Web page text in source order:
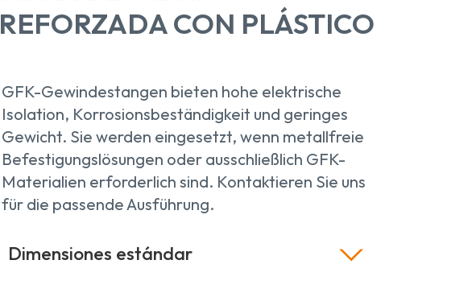
REFORZADA CON PLÁSTICO
GFK-Gewindestangen bieten hohe elektrische
Isolation, Korrosionsbeständigkeit und geringes
Gewicht. Sie werden eingesetzt, wenn metallfreie
Befestigungslösungen oder ausschließlich GFK-
Materialien erforderlich sind. Kontaktieren Sie uns
für die passende Ausführung.
Dimensiones estándar